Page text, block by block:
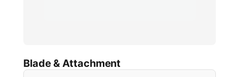
Blade & Attachment